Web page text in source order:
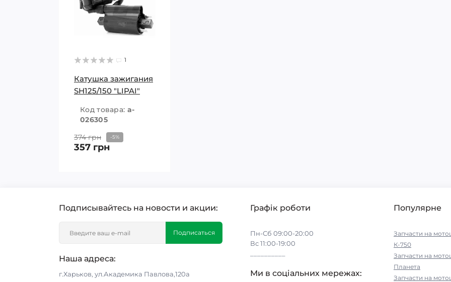
1
Катушка зажигания
SH125/150 "LIPAI"
Код товара: a-
026305
374 грн
-5%
357 грн
Подписывайтесь на новости и акции:
Подписаться
Наша адреса:
г.Харьков, ул.Академика Павлова,120а
Графік роботи
Пн-Сб 09:00-20:00
Вс 11:00-19:00
Ми в соціальних мережах:
Популярне
Запчасти на
К-750
Запчасти на
Планета
Запчасти на